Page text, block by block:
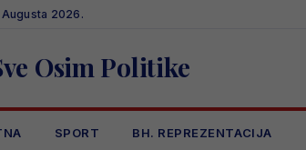
2026.
Osim Politike
SPORT BH. REPREZENTACIJA